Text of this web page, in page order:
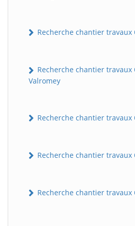
Recherche chantier travaux
Recherche chantier travaux
Valromey
Recherche chantier travaux
Recherche chantier
Recherche chantier travaux